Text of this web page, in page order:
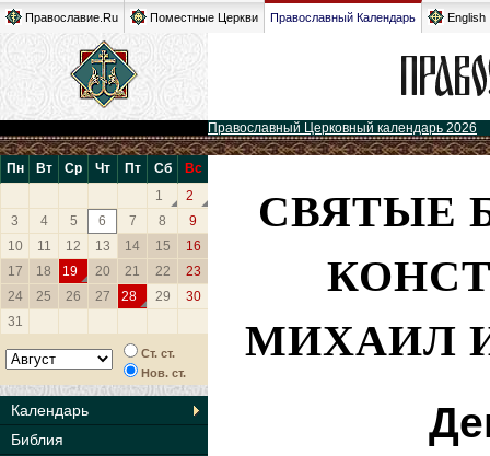
Православие.Ru Поместные Церкви Православный Календарь English
Православный Церковный календарь 2026
Пн Вт Ср Чт Пт Сб
Вс
1
2
3
4 5 6 7 8
9
10
11 12 13 14 15
16
17
18 19 20 21 22
23
24
25 26 27 28 29
30
31
Ст. ст.
Нов. ст.
Календарь
Библия
СВЯТЫЕ
МИХАИЛ